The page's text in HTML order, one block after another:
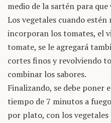
medio de la sartén para que
Los vegetales cuando estén
incorporan los tomates, el
tomate, se le agregará
cortes finos y revolviendo
combinar los sabores.
Finalizando, se debe poner
tiempo de 7 minutos a
por plato, con los vegetales